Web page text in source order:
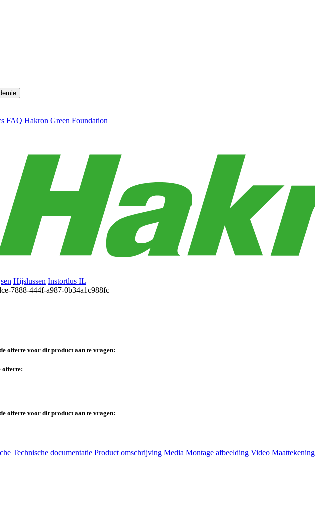
FAQ Hakron Green Foundation
Hijslussen Instortlus IL
offerte voor dit product aan te vragen:
offerte:
offerte voor dit product aan te vragen:
Technische documentatie Product omschrijving Media Montage afbeelding Video Maattekening